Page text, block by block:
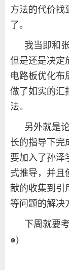
方法的代价找
了。
我当即和
但是还是决定
电路板优化布
做了如实的汇
法。
另外就是
长的指导下完
要加入了孙泽
式推导，并且
献的收集到引
等问题的解决
下周就要考
๑)